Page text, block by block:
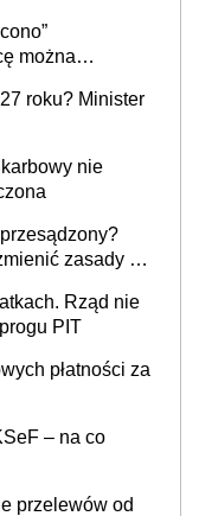
można
wyjściem
roku? Minister
nie
zasady gry
Rząd nie
PIT
płatności za
– na co
przelewów od